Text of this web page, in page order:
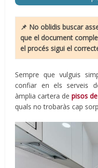
📌 No oblidis buscar
que el document
el procés sigui el
Sempre que vulguis
confiar en els serveis
àmplia cartera depisos
quals no trobaràs cap